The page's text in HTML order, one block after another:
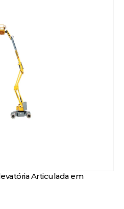
Articulada em